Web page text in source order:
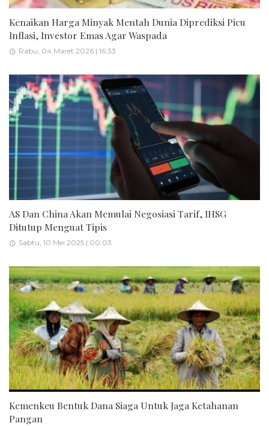
Kenaikan Harga Minyak Mentah Dunia Diprediksi Picu
Inflasi, Investor Emas Agar Waspada
Rabu, 04 Maret 2026 | 16:33
AS Dan China Akan Memulai Negosiasi Tarif, IHSG
Ditutup Menguat Tipis
Sabtu, 10 Mei 2025 | 00:03
Kemenkeu Bentuk Dana Siaga Untuk Jaga Ketahanan
Pangan